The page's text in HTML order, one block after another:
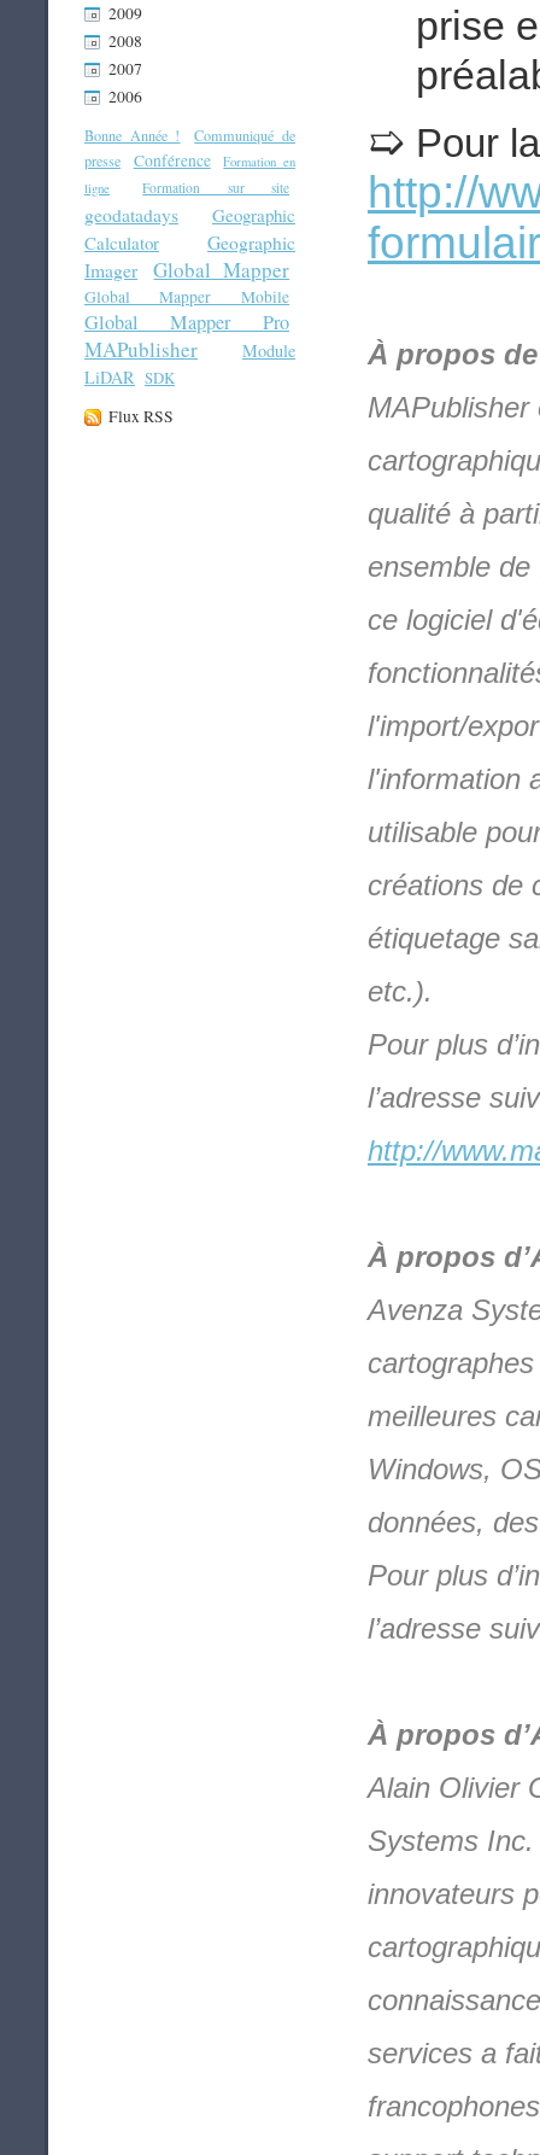
2009
2008
2007
2006
Bonne Année !
Communiqué de
presse
Conférence
Formation en
ligne
Formation sur site
geodatadays
Geographic
Calculator
Geographic
Imager
Global Mapper
Global Mapper Mobile
Global Mapper Pro
MAPublisher
Module
LiDAR SDK
Flux RSS
prise
➯ Pour
http://
À propos
MAPublisher
qualité à
ensemble
ce logiciel
l'import/
l'information
utilisable
créations de
étiquetage
etc.).
Pour plus
l’adresse
http://
À propos
Avenza
meilleures
Windows,
données,
Pour plus
l’adresse
À propos
Alain Olivier
Systems
innovateurs
services a